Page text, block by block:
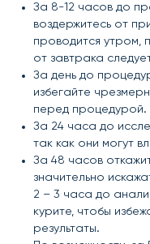
За 8-12 часов до
воздержитесь от
проводится утром,
от завтрака
За день до
избегайте
перед процедурой.
За 24 часа до
так как они могут
За 48 часов
значительно
2 – 3 часа до
курите, чтобы
результаты.